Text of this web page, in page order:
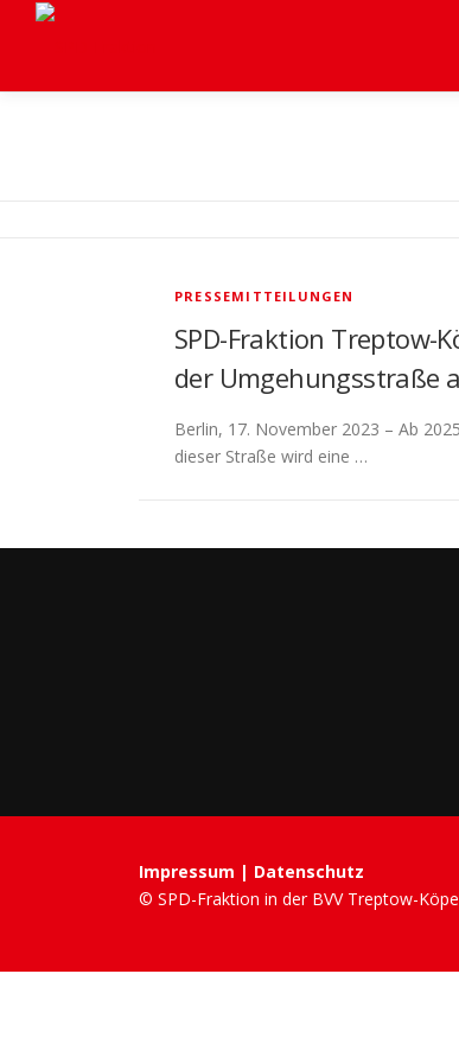
PRESSEMITTEILUNGEN
SPD-Fraktion Treptow-
der Umgehungsstraße
Berlin, 17. November 2023 – Ab
dieser Straße wird eine …
Impressum | Datenschutz
© SPD-Fraktion in der BVV Treptow-